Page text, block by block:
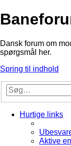
Dansk forum om
spørgsmål her.
Spring til indhold
Hurtige links
Aktive